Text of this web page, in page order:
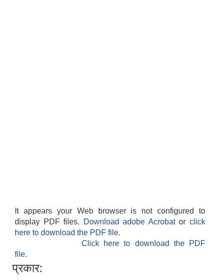
It appears your Web browser is not configured to
display PDF files.
Download adobe Acrobatorclick
here to download the PDF file.
Click here to download the PDF
file.
प्रकार: